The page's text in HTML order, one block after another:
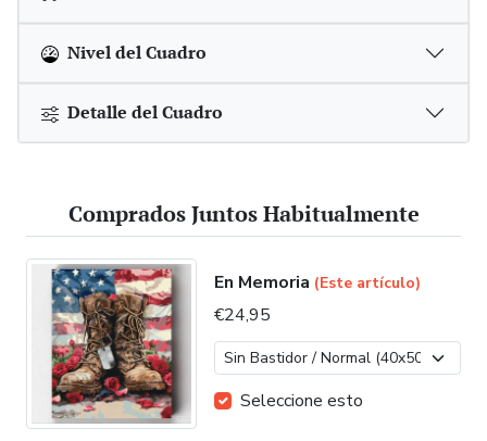
Nivel del Cuadro
Detalle del Cuadro
Comprados Juntos Habitualmente
En Memoria (Este artículo)
€24,95
Seleccione esto